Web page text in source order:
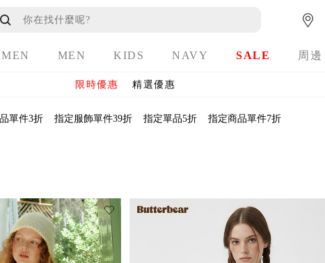
MEN KIDS NAVY SALE 周邊
限時優惠 精選優惠
單件3折 指定服飾單件39折 指定單品5折 指定商品單件7折